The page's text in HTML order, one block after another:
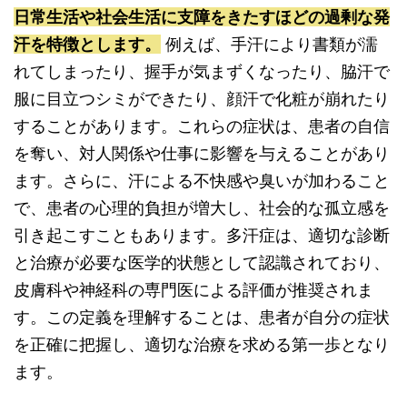
日常生活や社会生活に支障をきたすほどの過剰な発
汗を特徴とします。
例えば、手汗により書類が濡
れてしまったり、握手が気まずくなったり、脇汗で
服に目立つシミができたり、顔汗で化粧が崩れたり
することがあります。これらの症状は、患者の自信
を奪い、対人関係や仕事に影響を与えることがあり
ます。さらに、汗による不快感や臭いが加わること
で、患者の心理的負担が増大し、社会的な孤立感を
引き起こすこともあります。多汗症は、適切な診断
と治療が必要な医学的状態として認識されており、
皮膚科や神経科の専門医による評価が推奨されま
す。この定義を理解することは、患者が自分の症状
を正確に把握し、適切な治療を求める第一歩となり
ます。